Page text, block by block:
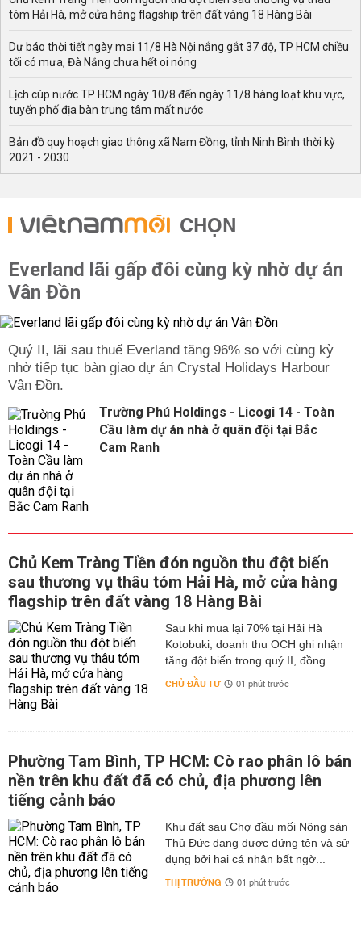
tóm Hải Hà, mở cửa hàng flagship trên đất vàng 18 Hàng Bài
Dự báo thời tiết ngày mai 11/8 Hà Nội nắng gắt 37 độ, TP HCM chiều
tối có mưa, Đà Nẵng chưa hết oi nóng
Lịch cúp nước TP HCM ngày 10/8 đến ngày 11/8 hàng loạt khu vực,
tuyến phố địa bàn trung tâm mất nước
Bản đồ quy hoạch giao thông xã Nam Đồng, tỉnh Ninh Bình thời kỳ
2021 - 2030
CHỌN
Everland lãi gấp đôi cùng kỳ nhờ dự án
Vân Đồn
Quý II, lãi sau thuế Everland tăng 96% so với cùng kỳ
nhờ tiếp tục bàn giao dự án Crystal Holidays Harbour
Vân Đồn.
Trường Phú Holdings - Licogi 14 - Toàn
Cầu làm dự án nhà ở quân đội tại Bắc
Cam Ranh
Chủ Kem Tràng Tiền đón nguồn thu đột biến
sau thương vụ thâu tóm Hải Hà, mở cửa hàng
flagship trên đất vàng 18 Hàng Bài
Sau khi mua lại 70% tại Hải Hà
Kotobuki, doanh thu OCH ghi nhận
tăng đột biến trong quý II, đồng...
CHỦ ĐẦU TƯ 01 phút trước
Phường Tam Bình, TP HCM: Cò rao phân lô bán
nền trên khu đất đã có chủ, địa phương lên
tiếng cảnh báo
Khu đất sau Chợ đầu mối Nông sản
Thủ Đức đang được đứng tên và sử
dụng bởi hai cá nhân bất ngờ...
THỊ TRƯỜNG 01 phút trước